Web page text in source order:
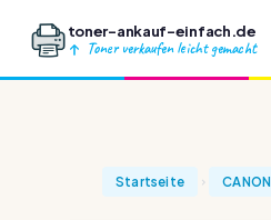
toner-ankauf-einfach.de
Toner verkaufen leicht gemacht
Startseite CANON